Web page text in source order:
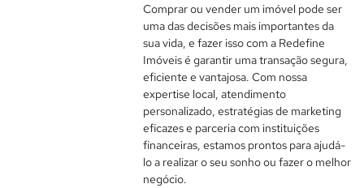
Comprar ou vender um imóvel pode ser
uma das decisões mais importantes da
sua vida, e fazer isso com a Redefine
Imóveis é garantir uma transação segura,
eficiente e vantajosa. Com nossa
expertise local, atendimento
personalizado, estratégias de marketing
eficazes e parceria com instituições
financeiras, estamos prontos para ajudá-
lo a realizar o seu sonho ou fazer o melhor
negócio.